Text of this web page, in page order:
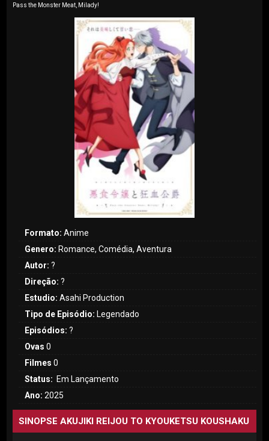
Pass the Monster Meat, Milady!
Formato: Anime
Genero: Romance, Comédia, Aventura
Autor:?
Direção:?
Estudio:Asahi Production
Tipo de Episódio: Legendado
Episódios: ?
Ovas 0
Filmes 0
Status: Em Lançamento
Ano: 2025
SINOPSE AKUJIKI REIJOU TO KYOUKETSU KOUSHAKU